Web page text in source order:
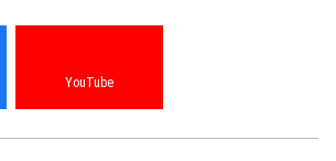
YouTube